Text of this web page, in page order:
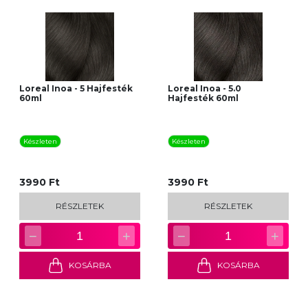
Loreal Inoa - 5 Hajfesték
60ml
Készleten
3990 Ft
RÉSZLETEK
− 1 +
KOSÁRBA
Loreal Inoa - 5.0
Hajfesték 60ml
Készleten
3990 Ft
RÉSZLETEK
− 1 +
KOSÁRBA